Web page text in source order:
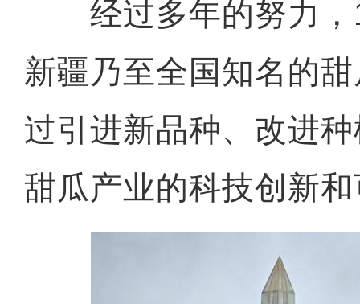
经过多年的努力，
新疆乃至全国知名的
过引进新品种、改进
甜瓜产业的科技创新